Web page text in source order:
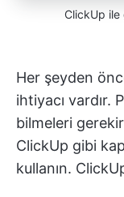
ClickUp ile
Her şeyden
ihtiyacı vardır.
bilmeleri
ClickUp gibi
kullanın.